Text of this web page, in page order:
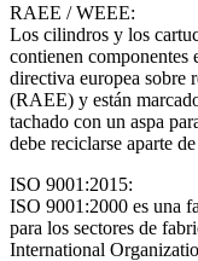
RAEE / WEEE:
Los cilindros y los
contienen componentes
directiva europea sobre
(RAEE) y están
tachado con un aspa
debe reciclarse aparte
ISO 9001:2015:
ISO 9001:2000 es una
para los sectores de
International